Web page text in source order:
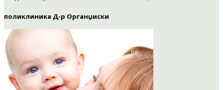
поликлиника Д-р Органџиски